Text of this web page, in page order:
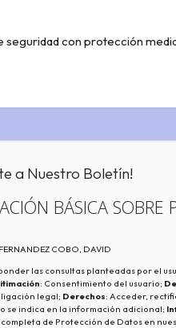
seguridad con protección
a Nuestro Boletín!
BÁSICA SOBRE
COBO, DAVID
las consultas planteadas por el
: Consentimiento del usuario;
legal; Derechos: Acceder,
se indica en la información adicional;
de Protección de Datos en